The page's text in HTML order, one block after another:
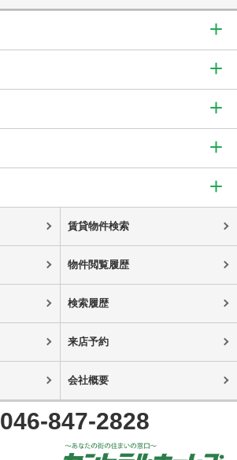
賃貸物件検索
物件閲覧履歴
検索履歴
来店予約
会社概要
046-847-2828